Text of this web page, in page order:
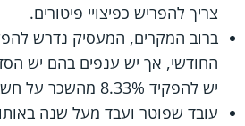
צריך להפריש כפיצויי פיטורים.
החודשי, אך יש ענפים בהם יש
יש להפקיד 8.33% מהשכר על חשבון פיצויים.
עובד שפוטר ועבד מעל שנה